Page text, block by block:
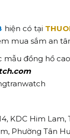
hiện có tại
mua sắm an
đồng hồ
KDC Him Lam,
Phường Tân